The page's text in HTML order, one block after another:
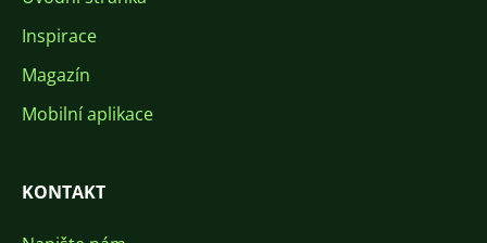
Inspirace
Magazín
Mobilní aplikace
KONTAKT